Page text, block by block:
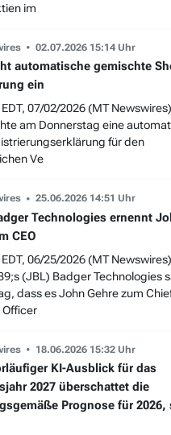
im
02.07.2026 15:14 Uhr
automatische gemischte
ein
07/02/2026 (MT
am Donnerstag eine
für den
Ve
25.06.2026 14:51 Uhr
Technologies ernennt
CEO
06/25/2026 (MT
(JBL) Badger Technologies
dass es John Gehre zum
Officer
18.06.2026 15:32 Uhr
KI-Ausblick für das
2027 überschattet die
Prognose für 2026,